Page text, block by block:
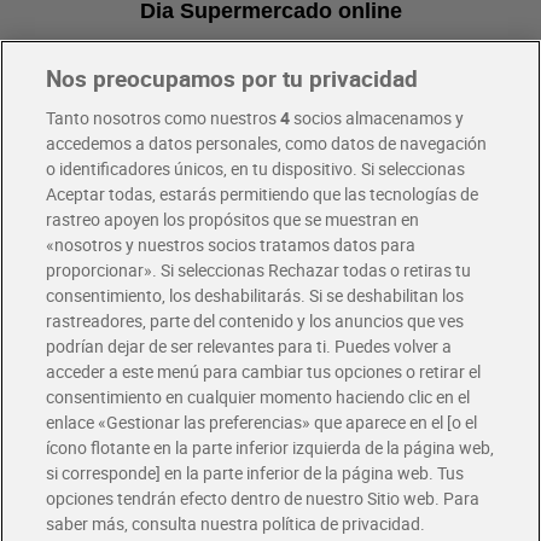
Dia Supermercado online
Pide hoy, recibe hoy
Envío gratis por compras superiores a 100€
Envío estandar por 4,99€
Glovo y Uber Eats
Solicita tu factura de Glovo o Uber Eats
Únete al CLUB Dia
Disfruta las ventajas y ofertas exclusivas.
Descárgate la APP Dia
Folletos y Tiendas
Descubre las mejores ofertas y busca tu tienda más cercana
Nos preocupamos por tu privacidad
Tanto nosotros como nuestros4socios almacenamos y
accedemos a datos personales, como datos de navegación
o identificadores únicos, en tu dispositivo. Si seleccionas
Aceptar todas, estarás permitiendo que las tecnologías de
rastreo apoyen los propósitos que se muestran en
«nosotros y nuestros socios tratamos datos para
proporcionar». Si seleccionas Rechazar todas o retiras tu
consentimiento, los deshabilitarás. Si se deshabilitan los
rastreadores, parte del contenido y los anuncios que ves
podrían dejar de ser relevantes para ti. Puedes volver a
acceder a este menú para cambiar tus opciones o retirar el
consentimiento en cualquier momento haciendo clic en el
enlace «Gestionar las preferencias» que aparece en el [o el
ícono flotante en la parte inferior izquierda de la página web,
si corresponde] en la parte inferior de la página web. Tus
opciones tendrán efecto dentro de nuestro Sitio web. Para
saber más, consulta nuestra política de privacidad.